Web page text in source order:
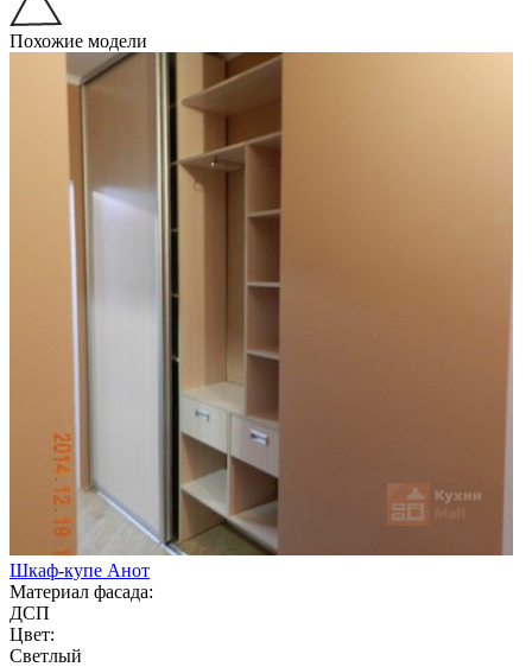
Похожие модели
Шкаф-купе Анот
Материал фасада:
ДСП
Цвет:
Светлый